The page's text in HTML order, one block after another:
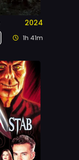
2024
1h 41m